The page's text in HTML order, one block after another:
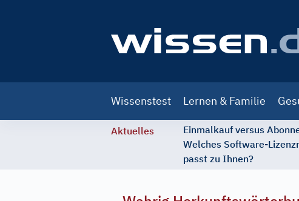
navigation
Wissenstest Lernen & Familie
Aktuelles
Einmalkauf versus
Welches Software-
passt zu Ihnen?